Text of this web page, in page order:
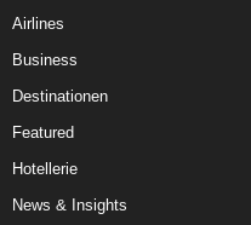
Airlines
Business
Destinationen
Featured
Hotellerie
News & Insights